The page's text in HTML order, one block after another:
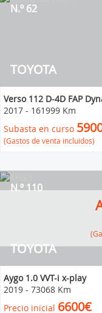
TOYOTA
N.º 62
Verso 112 D-4D FAP
2017 - 161999 Km
Subasta en curso
(Gastos de venta incluidos)
TOYOTA
N.º 110
Aygo 1.0 VVT-i x-play
2019 - 73068 Km
Precio inicial 6600€